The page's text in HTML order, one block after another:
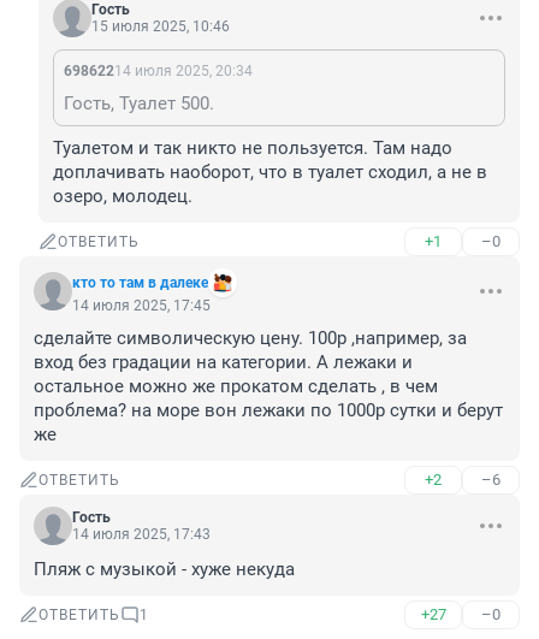
Гость
15 июля 2025, 10:46
69862214 июля 2025, 20:34
Гость, Туалет 500.
Туалетом и так никто не пользуется. Там надо
доплачивать наоборот, что в туалет сходил, а не в
озеро, молодец.
ОТВЕТИТЬ +1 –0
кто то там в далеке
14 июля 2025, 17:45
сделайте символическую цену. 100р ,например, за
вход без градации на категории. А лежаки и
остальное можно же прокатом сделать , в чем
проблема? на море вон лежаки по 1000р сутки и берут
же
ОТВЕТИТЬ +2 –6
Гость
14 июля 2025, 17:43
Пляж с музыкой - хуже некуда
ОТВЕТИТЬ 1 +27 –0